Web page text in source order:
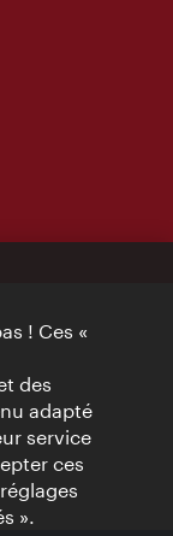
! Ces «
des
adapté
service
ces
».